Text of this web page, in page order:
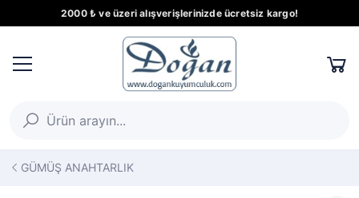
2000 ₺ ve üzeri alışverişlerinizde ücretsiz kargo!
GÜMÜŞ ANAHTARLIK